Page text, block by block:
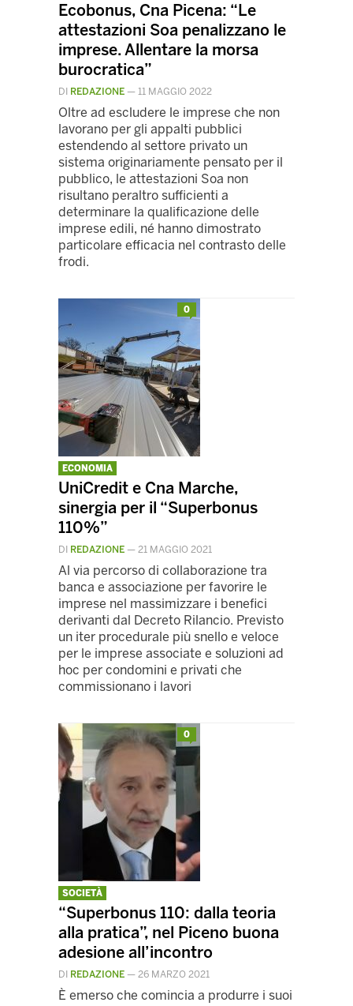
Ecobonus, Cna Picena: “Le
attestazioni Soa penalizzano le
imprese. Allentare la morsa
burocratica”
DI REDAZIONE — 11 MAGGIO 2022
Oltre ad escludere le imprese che non
lavorano per gli appalti pubblici
estendendo al settore privato un
sistema originariamente pensato per il
pubblico, le attestazioni Soa non
risultano peraltro sufficienti a
determinare la qualificazione delle
imprese edili, né hanno dimostrato
particolare efficacia nel contrasto delle
frodi.
0
ECONOMIA
UniCredit e Cna Marche,
sinergia per il “Superbonus
110%”
DI REDAZIONE — 21 MAGGIO 2021
Al via percorso di collaborazione tra
banca e associazione per favorire le
imprese nel massimizzare i benefici
derivanti dal Decreto Rilancio. Previsto
un iter procedurale più snello e veloce
per le imprese associate e soluzioni ad
hoc per condomini e privati che
commissionano i lavori
0
SOCIETÀ
“Superbonus 110: dalla teoria
alla pratica”, nel Piceno buona
adesione all’incontro
DI REDAZIONE — 26 MARZO 2021
È emerso che comincia a produrre i suoi